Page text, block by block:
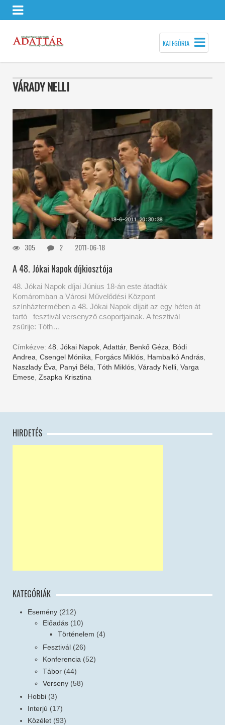
KATEGÓRIA
VÁRADY NELLI
305 2 2011-06-18
A 48. Jókai Napok díjkiosztója
48. Jókai Napok díjai Június 18-án este átadták
Komáromban a Városi Művelődési Központ
színháztermében a 48. Jókai Napok díjait az egy héten át
tartó fesztivál versenyző csoportjainak. A fesztivál
zsűrije: Tóth…
Címkézve: 48. Jókai Napok, Adattár, Benkő Géza, Bódi
Andrea, Csengel Mónika, Forgács Miklós, Hambalkó András,
Naszlady Éva, Panyi Béla, Tóth Miklós, Várady Nelli, Varga
Emese, Zsapka Krisztina
HIRDETÉS
KATEGÓRIÁK
Esemény (212)
Előadás (10)
Történelem (4)
Fesztivál (26)
Konferencia (52)
Tábor (44)
Verseny (58)
Hobbi (3)
Interjú (17)
Közélet (93)